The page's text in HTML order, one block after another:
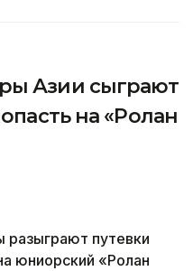
Азии сыграют
на «Ролан
разыграют путевки
юниорский «Ролан